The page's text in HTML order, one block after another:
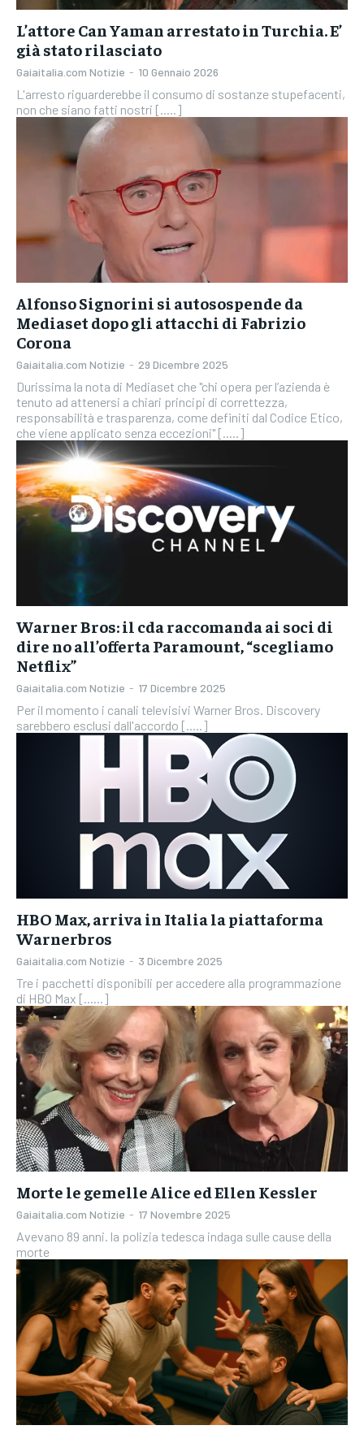
L’attore Can Yaman arrestato in Turchia. E’
già stato rilasciato
Gaiaitalia.com Notizie - 10 Gennaio 2026
L'arresto riguarderebbe il consumo di sostanze stupefacenti,
non che siano fatti nostri [.....]
Alfonso Signorini si autosospende da
Mediaset dopo gli attacchi di Fabrizio
Corona
Gaiaitalia.com Notizie - 29 Dicembre 2025
Durissima la nota di Mediaset che "chi opera per l’azienda è
tenuto ad attenersi a chiari principi di correttezza,
responsabilità e trasparenza, come definiti dal Codice Etico,
che viene applicato senza eccezioni" [.....]
Warner Bros: il cda raccomanda ai soci di
dire no all’offerta Paramount, “scegliamo
Netflix”
Gaiaitalia.com Notizie - 17 Dicembre 2025
Per il momento i canali televisivi Warner Bros. Discovery
sarebbero esclusi dall'accordo [.....]
HBO Max, arriva in Italia la piattaforma
Warnerbros
Gaiaitalia.com Notizie - 3 Dicembre 2025
Tre i pacchetti disponibili per accedere alla programmazione
di HBO Max [......]
Morte le gemelle Alice ed Ellen Kessler
Gaiaitalia.com Notizie - 17 Novembre 2025
Avevano 89 anni. la polizia tedesca indaga sulle cause della
morte